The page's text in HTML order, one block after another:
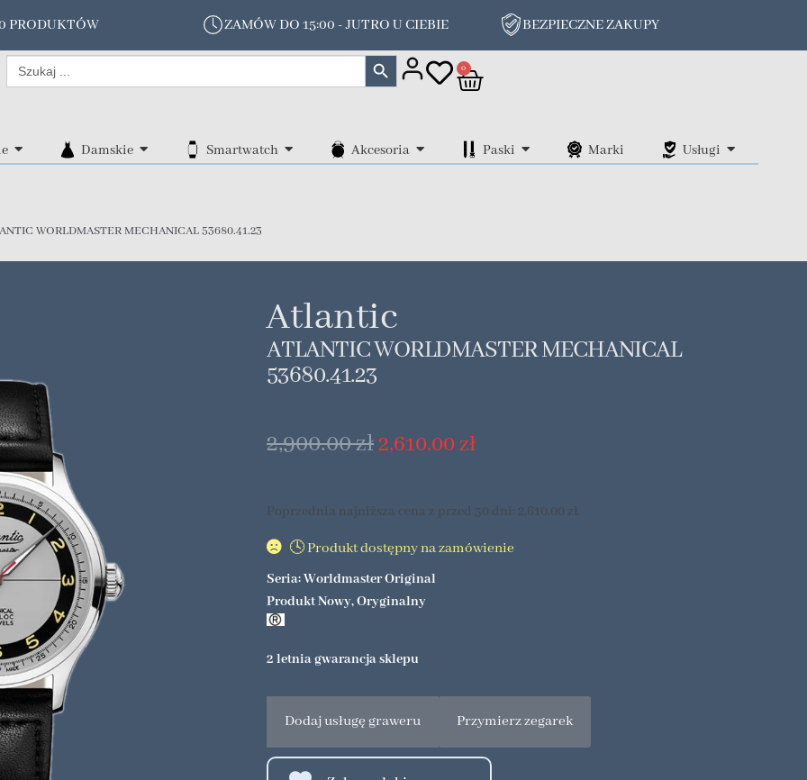
PRODUKTÓW ZAMÓW DO 15:00 - JUTRO U CIEBIE BEZPIECZNE ZAKUPY
Search
for:
Search Button
0
Damskie Smartwatch Akcesoria Paski Marki Usługi
WORLDMASTER MECHANICAL 53680.41.23
Atlantic
ATLANTIC WORLDMASTER MECHANICAL
53680.41.23
2,900.00zł2,610.00zł
Poprzednia najniższa cena z przed 30 dni: 2,610.00 zł.
🕓 Produkt dostępny na zamówienie
Seria: Worldmaster Original
Produkt Nowy, Oryginalny
2 letnia gwarancja sklepu
Dodaj usługę graweru Przymierz zegarek